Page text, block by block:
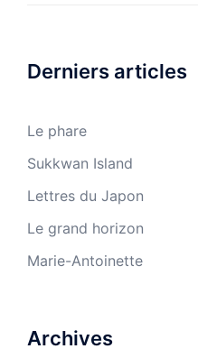
Derniers articles
Le phare
Sukkwan Island
Lettres du Japon
Le grand horizon
Marie-Antoinette
Archives